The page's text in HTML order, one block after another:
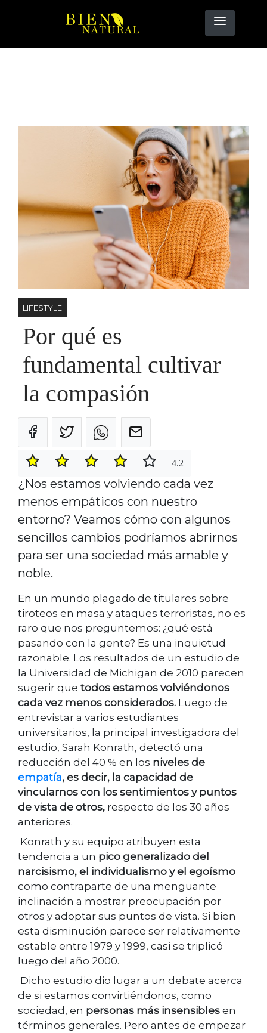
LIFESTYLE
Por qué es
fundamental cultivar
la compasión
4.2
¿Nos estamos volviendo cada vez
menos empáticos con nuestro
entorno? Veamos cómo con algunos
sencillos cambios podríamos abrirnos
para ser una sociedad más amable y
noble.
En un mundo plagado de titulares sobre
tiroteos en masa y ataques terroristas, no es
raro que nos preguntemos: ¿qué está
pasando con la gente? Es una inquietud
razonable. Los resultados de un estudio de
la Universidad de Michigan de 2010 parecen
sugerir que todos estamos volviéndonos
cada vez menos considerados. Luego de
entrevistar a varios estudiantes
universitarios, la principal investigadora del
estudio, Sarah Konrath, detectó una
reducción del 40 % en los niveles de
empatía, es decir, la capacidad de
vincularnos con los sentimientos y puntos
de vista de otros, respecto de los 30 años
anteriores.
Konrath y su equipo atribuyen esta
tendencia a un pico generalizado del
narcisismo, el individualismo y el egoísmo
como contraparte de una menguante
inclinación a mostrar preocupación por
otros y adoptar sus puntos de vista. Si bien
esta disminución parece ser relativamente
estable entre 1979 y 1999, casi se triplicó
luego del año 2000.
Dicho estudio dio lugar a un debate acerca
de si estamos convirtiéndonos, como
sociedad, en personas más insensibles en
términos generales. Pero antes de empezar